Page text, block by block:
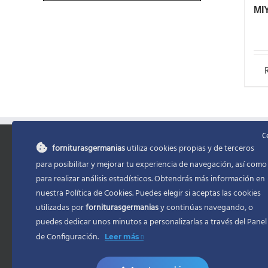
INFORMACIÓN
Política de Privacidad
Condiciones de Contratacion
Accesibilidad
Ayuda accesibilidad
Inicio
Mi cuenta
forniturasgermaniasutiliza cookies propias y de terceros
para posibilitar y mejorar tu experiencia de navegación, así como
para realizar análisis estadísticos. Obtendrás más información en
nuestra Política de Cookies. Puedes elegir si aceptas las cookies
utilizadas porforniturasgermaniasy continúas navegando, o
puedes dedicar unos minutos a personalizarlas a través delPanel
de Configuración.
Leer más